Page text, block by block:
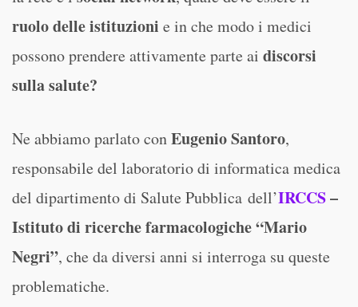
ruolo delle istituzioni e in che modo i medici
possono prendere attivamente parte ai discorsi
sulla salute?
Ne abbiamo parlato conEugenio Santoro,
responsabile del laboratorio di informatica medica
del dipartimento di Salute Pubblica dell’IRCCS–
Istituto di ricerche farmacologiche “Mario
Negri”, che da diversi anni si interroga su queste
problematiche.